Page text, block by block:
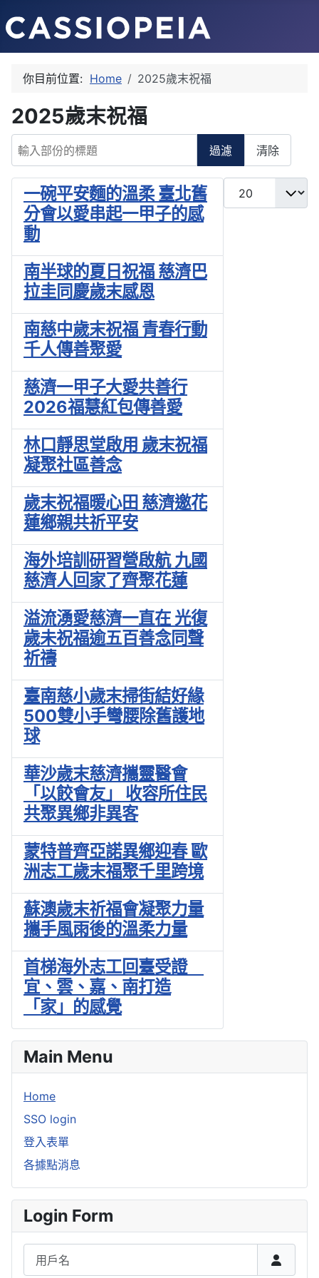
你目前位置: Home 2025歲末祝福
2025歲末祝福
輸入部份的標題
過濾 清除
每頁顯示條數
一碗平安麵的溫柔 臺北舊
分會以愛串起一甲子的感
動
南半球的夏日祝福 慈濟巴
拉圭同慶歲末感恩
南慈中歲末祝福 青春行動
千人傳善聚愛
慈濟一甲子大愛共善行
2026福慧紅包傳善愛
林口靜思堂啟用 歲末祝福
凝聚社區善念
歲末祝福暖心田 慈濟邀花
蓮鄉親共祈平安
海外培訓研習營啟航 九國
慈濟人回家了齊聚花蓮
溢流湧愛慈濟一直在 光復
歲未祝福逾五百善念同聲
祈禱
臺南慈小歲末掃街結好緣
500雙小手彎腰除舊護地
球
華沙歲末慈濟攜靈醫會
「以餃會友」 收容所住民
共聚異鄉非異客
蒙特普齊亞諾異鄉迎春 歐
洲志工歲末福聚千里跨境
蘇澳歲末祈福會凝聚力量
攜手風雨後的溫柔力量
首梯海外志工回臺受證
宜、雲、嘉、南打造
「家」的感覺
Main Menu
Home
SSO login
登入表單
各據點消息
Login Form
用戶名